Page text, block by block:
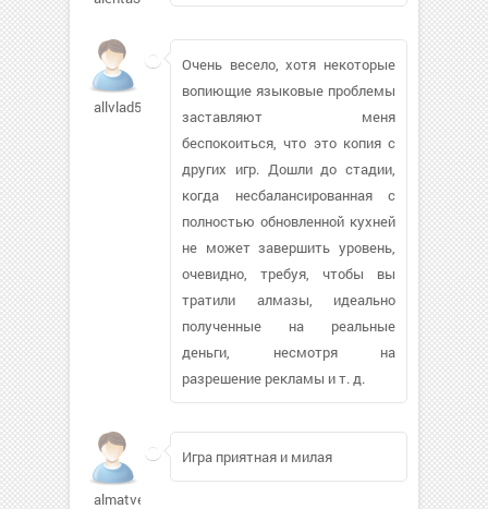
allvlad54838
Очень весело, хотя некоторые
вопиющие языковые проблемы
заставляют меня
беспокоиться, что это копия с
других игр. Дошли до стадии,
когда несбалансированная с
полностью обновленной кухней
не может завершить уровень,
очевидно, требуя, чтобы вы
тратили алмазы, идеально
полученные на реальные
деньги, несмотря на
разрешение рекламы и т. д.
almatvey01545
Игра приятная и милая